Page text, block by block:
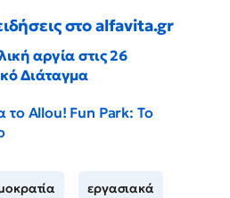
στο alfavita.gr
αργία στις 26
Διάταγμα
το Allou! Fun Park: Το
εργασιακά